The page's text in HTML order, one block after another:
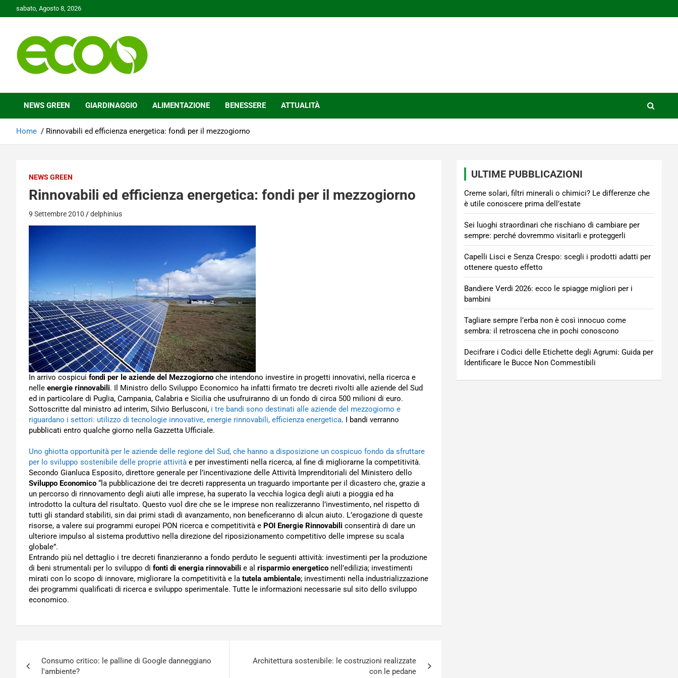
to
sabato, Agosto 8, 2026
Ecoo.it
NEWS GREEN GIARDINAGGIO ALIMENTAZIONE BENESSERE ATTUALITÀ
Home Rinnovabili ed efficienza energetica: fondi per il mezzogiorno
NEWS GREEN
Rinnovabili ed efficienza energetica: fondi per il mezzogiorno
9 Settembre 2010 delphinius
In arrivo cospicui fondi per le aziende del Mezzogiorno che intendono investire in progetti innovativi, nella ricerca e
nelle energie rinnovabili. Il Ministro dello Sviluppo Economico ha infatti firmato tre decreti rivolti alle aziende del Sud
ed in particolare di Puglia, Campania, Calabria e Sicilia che usufruiranno di un fondo di circa 500 milioni di euro.
Sottoscritte dal ministro ad interim, Silvio Berlusconi, i tre bandi sono destinati alle aziende del mezzogiorno e
riguardano i settori: utilizzo di tecnologie innovative, energie rinnovabili, efficienza energetica. I bandi verranno
pubblicati entro qualche giorno nella Gazzetta Ufficiale.
Uno ghiotta opportunità per le aziende delle regione del Sud, che hanno a disposizione un cospicuo fondo da sfruttare
per lo sviluppo sostenibile delle proprie attività e per investimenti nella ricerca, al fine di migliorarne la competitività.
Secondo Gianluca Esposito, direttore generale per l’incentivazione delle Attività Imprenditoriali del Ministero dello
Sviluppo Economico “la pubblicazione dei tre decreti rappresenta un traguardo importante per il dicastero che, grazie a
un percorso di rinnovamento degli aiuti alle imprese, ha superato la vecchia logica degli aiuti a pioggia ed ha
introdotto la cultura del risultato. Questo vuol dire che se le imprese non realizzeranno l’investimento, nel rispetto di
tutti gli standard stabiliti, sin dai primi stadi di avanzamento, non beneficeranno di alcun aiuto. L’erogazione di queste
risorse, a valere sui programmi europei PON ricerca e competitività e POI Energie Rinnovabili consentirà di dare un
ulteriore impulso al sistema produttivo nella direzione del riposizionamento competitivo delle imprese su scala
globale”.
Entrando più nel dettaglio i tre decreti finanzieranno a fondo perduto le seguenti attività: investimenti per la produzione
di beni strumentali per lo sviluppo di fonti di energia rinnovabili e al risparmio energetico nell’edilizia; investimenti
mirati con lo scopo di innovare, migliorare la competitività e la tutela ambientale; investimenti nella industrializzazione
dei programmi qualificati di ricerca e sviluppo sperimentale. Tutte le informazioni necessarie sul sito dello sviluppo
economico.
articoli
Consumo critico: le palline di Google danneggiano
l'ambiente?
Architettura sostenibile: le costruzioni realizzate
con le pedane
ULTIME PUBBLICAZIONI
Creme solari, filtri minerali o chimici? Le differenze che
è utile conoscere prima dell’estate
Sei luoghi straordinari che rischiano di cambiare per
sempre: perché dovremmo visitarli e proteggerli
Capelli Lisci e Senza Crespo: scegli i prodotti adatti per
ottenere questo effetto
Bandiere Verdi 2026: ecco le spiagge migliori per i
bambini
Tagliare sempre l’erba non è così innocuo come
sembra: il retroscena che in pochi conoscono
Decifrare i Codici delle Etichette degli Agrumi: Guida per
Identificare le Bucce Non Commestibili